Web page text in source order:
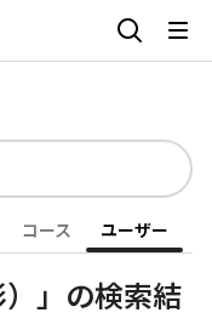
コース ユーザー
」の検索結